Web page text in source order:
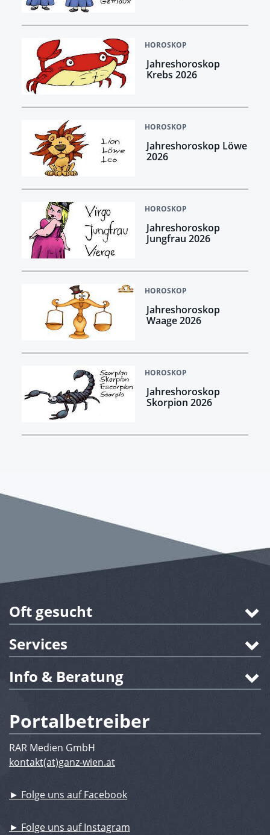
HOROSKOP
Jahreshoroskop
Krebs 2026
HOROSKOP
Jahreshoroskop Löwe
2026
HOROSKOP
Jahreshoroskop
Jungfrau 2026
HOROSKOP
Jahreshoroskop
Waage 2026
HOROSKOP
Jahreshoroskop
Skorpion 2026
Oft gesucht
Services
Info & Beratung
Portalbetreiber
RAR Medien GmbH
kontakt(at)ganz-wien.at
► Folge uns auf Facebook
► Folge uns auf Instagram